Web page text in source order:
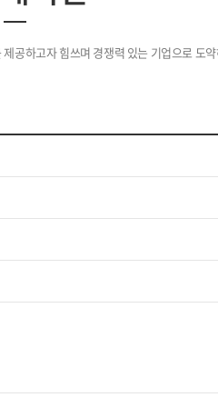
공하고자 힘쓰며 경쟁력 있는 기업으로 도